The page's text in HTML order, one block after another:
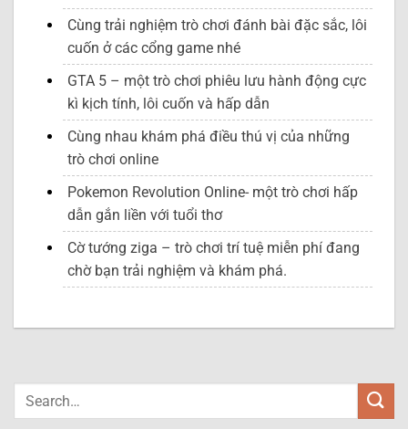
Cùng trải nghiệm trò chơi đánh bài đặc sắc, lôi
cuốn ở các cổng game nhé
GTA 5 – một trò chơi phiêu lưu hành động cực
kì kịch tính, lôi cuốn và hấp dẫn
Cùng nhau khám phá điều thú vị của những
trò chơi online
Pokemon Revolution Online- một trò chơi hấp
dẫn gắn liền với tuổi thơ
Cờ tướng ziga – trò chơi trí tuệ miễn phí đang
chờ bạn trải nghiệm và khám phá.